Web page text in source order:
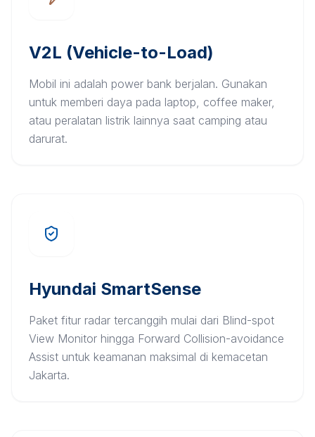
V2L (Vehicle-to-Load)
Mobil ini adalah power bank berjalan. Gunakan
untuk memberi daya pada laptop, coffee maker,
atau peralatan listrik lainnya saat camping atau
darurat.
Hyundai SmartSense
Paket fitur radar tercanggih mulai dari Blind-spot
View Monitor hingga Forward Collision-avoidance
Assist untuk keamanan maksimal di kemacetan
Jakarta.